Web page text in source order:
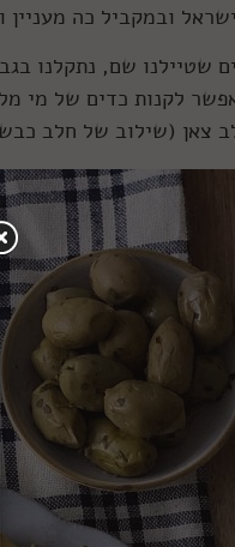
ובמקביל כה מעניין
שטיילנו שם, נתקלנו
לקנות כדים של מי
צאן (שילוב של חלב